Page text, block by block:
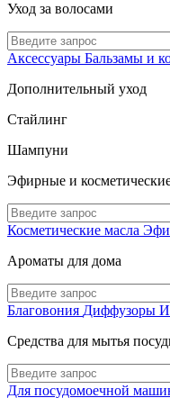
Уход за волосами
Аксессуары Бальзамы и
Дополнительный уход
Стайлинг
Шампуни
Эфирные и
Косметические масла
Ароматы для дома
Благовония Диффузоры
Средства для мытья
Для посудомоечной